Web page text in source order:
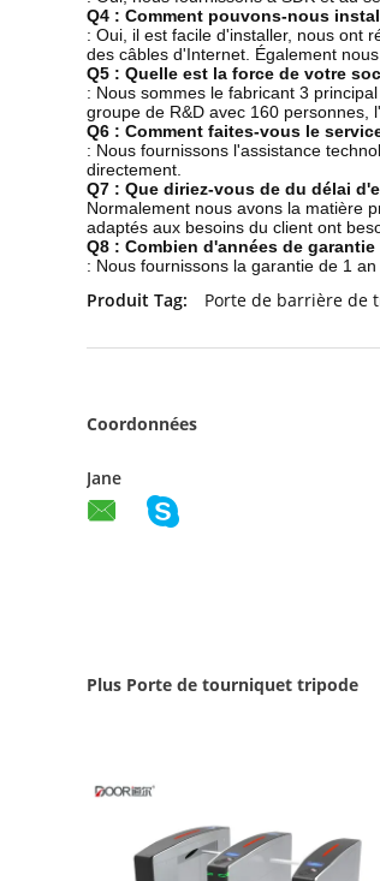
Q4 : Comment pouvons-nous
: Oui, il est facile d'installer, nous ont
des câbles d'Internet. Également
Q5 : Quelle est la force de votre
: Nous sommes le fabricant 3
groupe de R&D avec 160 personnes,
Q6 : Comment faites-vous le
: Nous fournissons l'assistance
directement.
Q7 : Que diriez-vous de du délai
Normalement nous avons la matière
adaptés aux besoins du client ont
Q8 : Combien d'années de garantie
: Nous fournissons la garantie de 1
Produit Tag: Porte de barrière de
Coordonnées
Jane
Plus Porte de tourniquet tripode